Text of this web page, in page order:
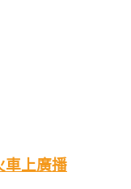
車上廣播